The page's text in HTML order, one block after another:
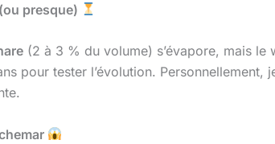
presque)
(2 à 3 % du volume) s’évapore, mais
pour tester l’évolution.